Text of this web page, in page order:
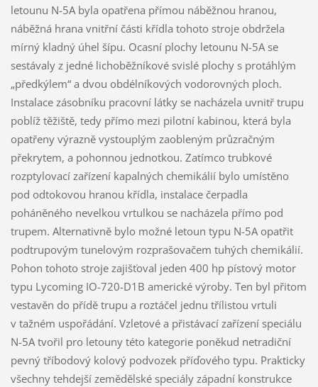
letounu N-5A byla opatřena přímou náběžnou hranou,
náběžná hrana vnitřní části křídla tohoto stroje obdržela
mírný kladný úhel šípu. Ocasní plochy letounu N-5A se
sestávaly z jedné lichoběžníkové svislé plochy s protáhlým
„předkýlem“ a dvou obdélníkových vodorovných ploch.
Instalace zásobníku pracovní látky se nacházela uvnitř trupu
poblíž těžiště, tedy přímo mezi pilotní kabinou, která byla
opatřeny výrazně vystouplým zaobleným průzračným
překrytem, a pohonnou jednotkou. Zatímco trubkové
rozptylovací zařízení kapalných chemikálií bylo umístěno
pod odtokovou hranou křídla, instalace čerpadla
poháněného nevelkou vrtulkou se nacházela přímo pod
trupem. Alternativně bylo možné letoun typu N-5A opatřit
podtrupovým tunelovým rozprašovačem tuhých chemikálií.
Pohon tohoto stroje zajišťoval jeden 400 hp pístový motor
typu Lycoming IO-720-D1B americké výroby. Ten byl přitom
vestavěn do přídě trupu a roztáčel jednu třílistou vrtuli
v tažném uspořádání. Vzletové a přistávací zařízení speciálu
N-5A tvořil pro letouny této kategorie poněkud netradiční
pevný tříbodový kolový podvozek příďového typu. Prakticky
všechny tehdejší zemědělské speciály západní konstrukce